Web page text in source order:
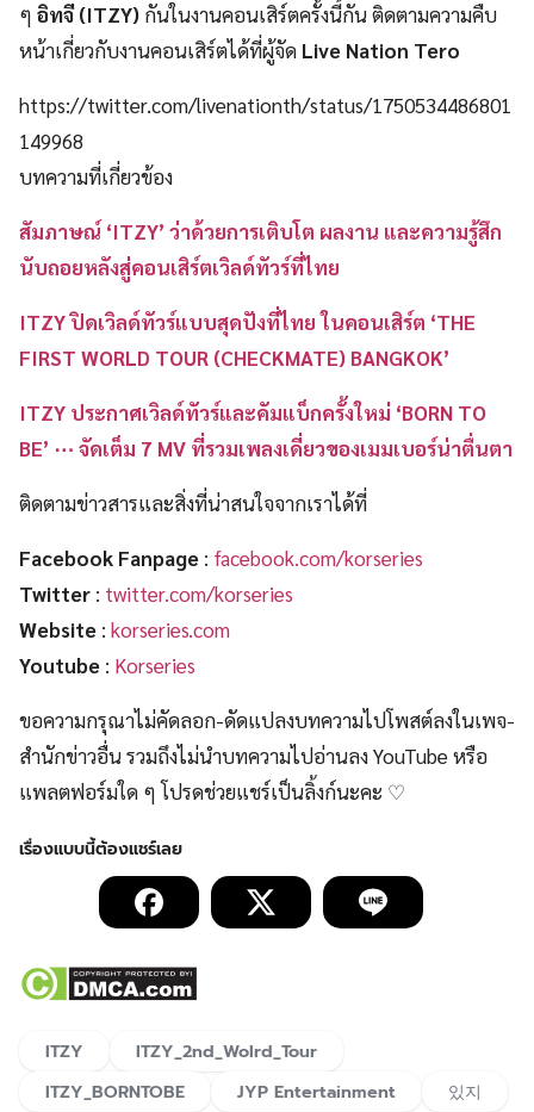
ๆ อิทจี (ITZY) กันในงานคอนเสิร์ตครั้งนี้กัน ติดตามความคืบ
หน้าเกี่ยวกับงานคอนเสิร์ตได้ที่ผู้จัด Live Nation Tero
https://twitter.com/livenationth/status/1750534486801
149968
บทความที่เกี่ยวข้อง
สัมภาษณ์ ‘ITZY’ ว่าด้วยการเติบโต ผลงาน และความรู้สึก
นับถอยหลังสู่คอนเสิร์ตเวิลด์ทัวร์ที่ไทย
ITZY ปิดเวิลด์ทัวร์แบบสุดปังที่ไทย ในคอนเสิร์ต ‘THE
FIRST WORLD TOUR (CHECKMATE) BANGKOK’
ITZY ประกาศเวิลด์ทัวร์และคัมแบ็กครั้งใหม่ ‘BORN TO
BE’ ⋯ จัดเต็ม 7 MV ที่รวมเพลงเดี่ยวของเมมเบอร์น่าตื่นตา
ติดตามข่าวสารและสิ่งที่น่าสนใจจากเราได้ที่
Facebook Fanpage : facebook.com/korseries
Twitter : twitter.com/korseries
Website : korseries.com
Youtube : Korseries
ขอความกรุณาไม่คัดลอก-ดัดแปลงบทความไปโพสต์ลงในเพจ-
สำนักข่าวอื่น รวมถึงไม่นำบทความไปอ่านลง YouTube หรือ
แพลตฟอร์มใด ๆ โปรดช่วยแชร์เป็นลิ้งก์นะคะ ♡
ITZY
ITZY_2nd_Wolrd_Tour
ITZY_BORNTOBE
JYP Entertainment 있지